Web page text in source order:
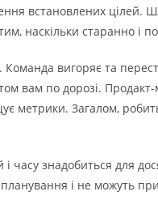
встановлених цілей.
наскільки старанно і
вигоряє та
вам по дорозі.
метрики. Загалом,
знадобиться для
і не можуть